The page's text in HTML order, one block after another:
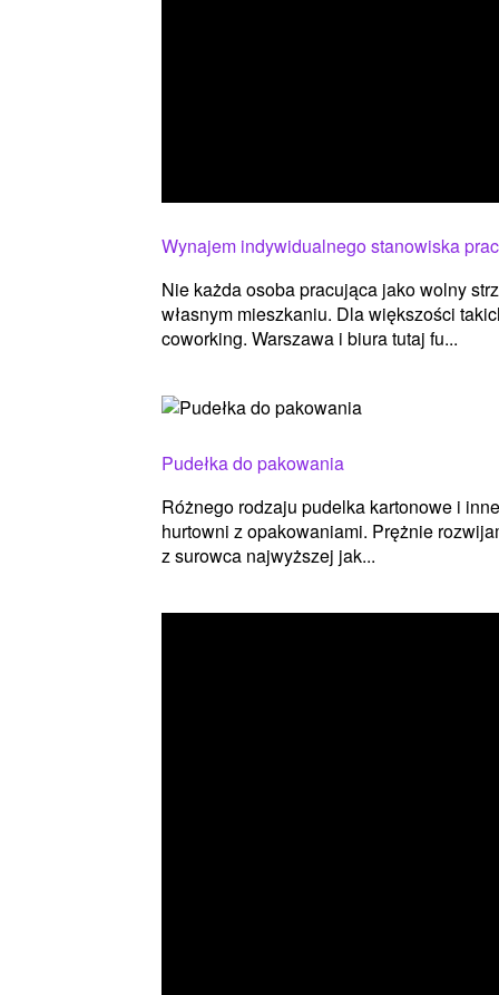
Wynajem indywidualnego stanowiska
Nie każda osoba pracująca jako wolny
własnym mieszkaniu. Dla większości
coworking. Warszawa i biura tutaj fu...
Pudełka do pakowania
Różnego rodzaju pudelka kartonowe i
hurtowni z opakowaniami. Prężnie
z surowca najwyższej jak...